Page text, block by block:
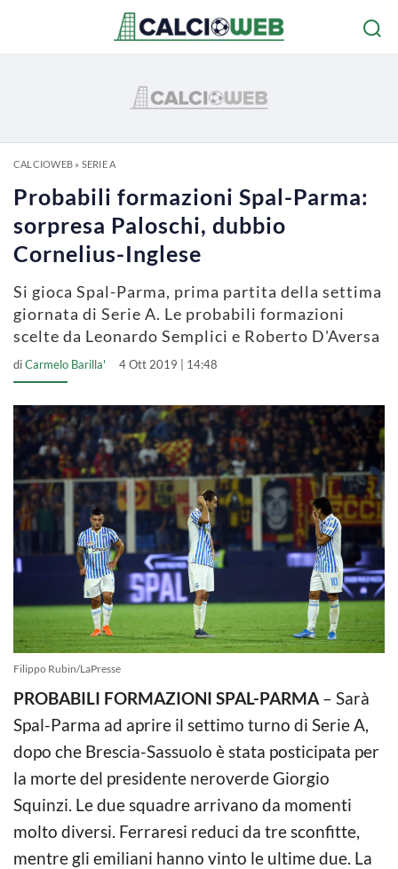
CALCIOWEB» SERIE A
Probabili formazioni Spal-Parma:
sorpresa Paloschi, dubbio
Cornelius-Inglese
Si gioca Spal-Parma, prima partita della settima
giornata di Serie A. Le probabili formazioni
scelte da Leonardo Semplici e Roberto D'Aversa
diCarmelo Barilla' 4 Ott 2019 | 14:48
Filippo Rubin/LaPresse
PROBABILI FORMAZIONI SPAL-PARMA – Sarà
Spal-Parma ad aprire il settimo turno di Serie A,
dopo che Brescia-Sassuolo è stata posticipata per
la morte del presidente neroverde Giorgio
Squinzi. Le due squadre arrivano da momenti
molto diversi. Ferraresi reduci da tre sconfitte,
mentre gli emiliani hanno vinto le ultime due. La